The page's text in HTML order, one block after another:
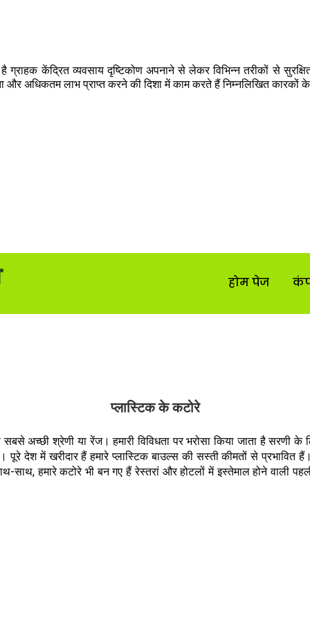
ग्राहक केंद्रित व्यवसाय दृष्टिकोण अपनाने से लेकर विभिन्न तरीकों से
अधिकतम लाभ प्राप्त करने की दिशा में काम करते हैं निम्नलिखित कारकों के
होम पेज
प्लास्टिक के कटोरे
अच्छी श्रेणी या रेंज। हमारी विविधता पर भरोसा किया जाता है सरणी के
देश में खरीदार हैं हमारे प्लास्टिक बाउल्स की सस्ती कीमतों से प्रभावित
हमारे कटोरे भी बन गए हैं रेस्तरां और होटलों में इस्तेमाल होने वाली